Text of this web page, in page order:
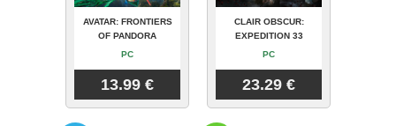
AVATAR: FRONTIERS
OF PANDORA
PC
13.99 €
CLAIR OBSCUR:
EXPEDITION 33
PC
23.29 €